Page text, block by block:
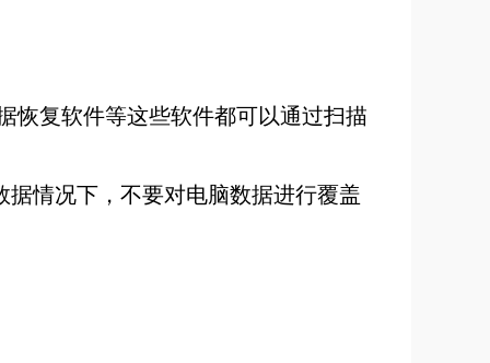
恢复软件等这些软件都可以通过扫描
情况下，不要对电脑数据进行覆盖